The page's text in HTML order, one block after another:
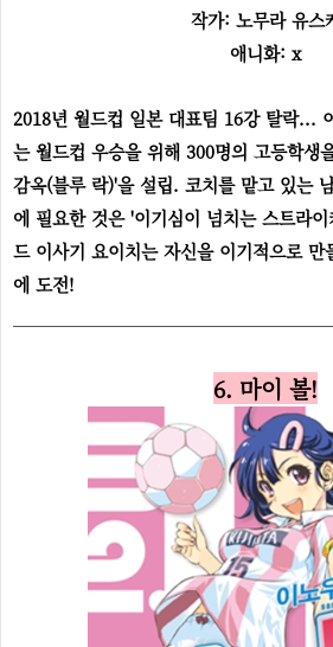
작가: 노무라 유스
애니화: x
2018년 월드컵 일본 대표팀 16강 탈락...
는 월드컵 우승을 위해 300명의 고등학생
감옥(블루 락)'을 설립. 코치를 맡고 있는
에 필요한 것은 '이기심이 넘치는 스트라
드 이사기 요이치는 자신을 이기적으로 만
에 도전!
6. 마이 볼!